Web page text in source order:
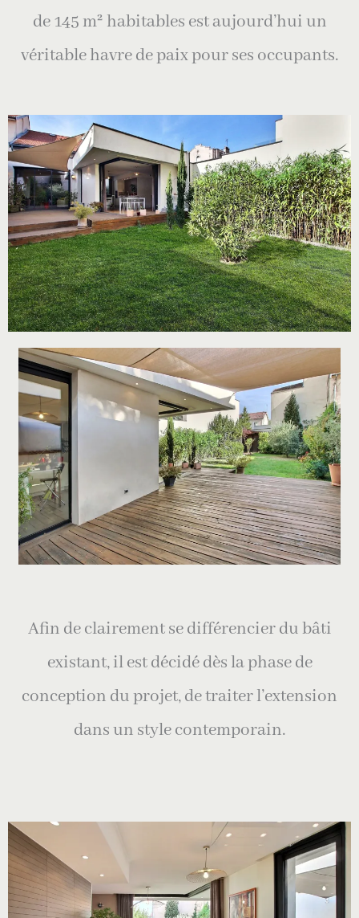
de 145 m² habitables est aujourd’hui un
véritable havre de paix pour ses occupants.
Afin de clairement se différencier du bâti
existant, il est décidé dès la phase de
conception du projet, de traiter l’extension
dans un style contemporain.